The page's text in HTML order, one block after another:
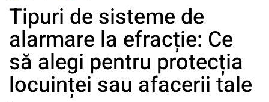
Tipuri de sisteme de
alarmare la efracție: Ce
să alegi pentru protecția
locuinței sau afacerii tale